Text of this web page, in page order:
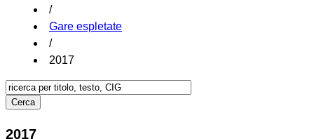
/
Gare espletate
/
2017
2017